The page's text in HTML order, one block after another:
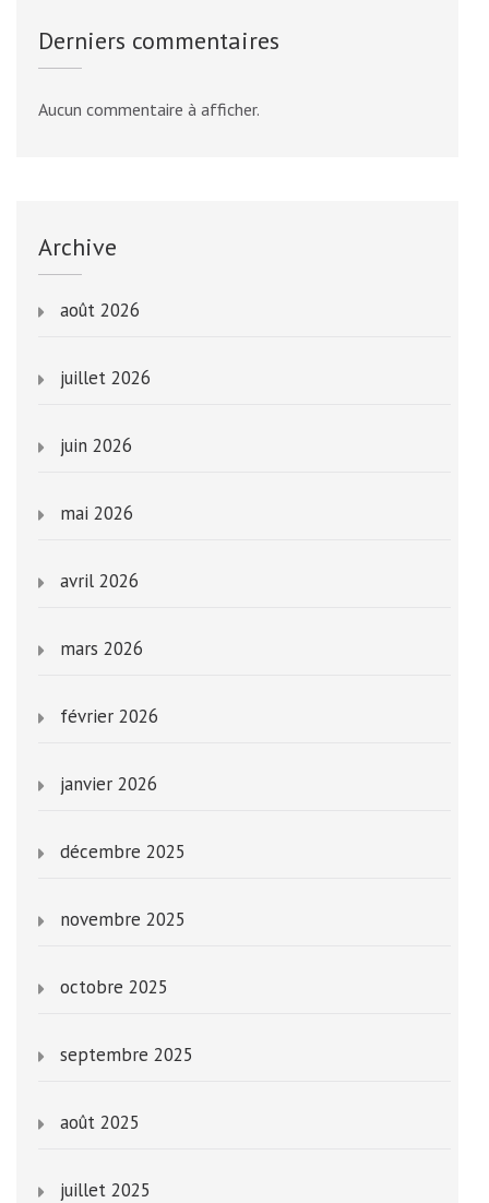
Derniers commentaires
Aucun commentaire à afficher.
Archive
août 2026
juillet 2026
juin 2026
mai 2026
avril 2026
mars 2026
février 2026
janvier 2026
décembre 2025
novembre 2025
octobre 2025
septembre 2025
août 2025
juillet 2025